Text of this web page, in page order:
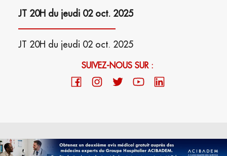
JT 20H du jeudi 02 oct. 2025
JT 20H du jeudi 02 oct. 2025
SUIVEZ-NOUS SUR :